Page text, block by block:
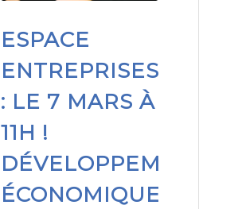
ESPACE
ENTREPRISES
: LE 7 MARS À
11H !
DÉVELOPPEMENT
ÉCONOMIQUE